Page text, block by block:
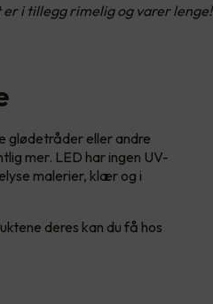
i tillegg rimelig og varer lenge!
glødetråder eller andre
mer. LED har ingen UV-
malerier, klær og i
deres kan du få hos